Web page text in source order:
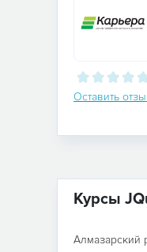
Оставить
Курсы
Алмазарский